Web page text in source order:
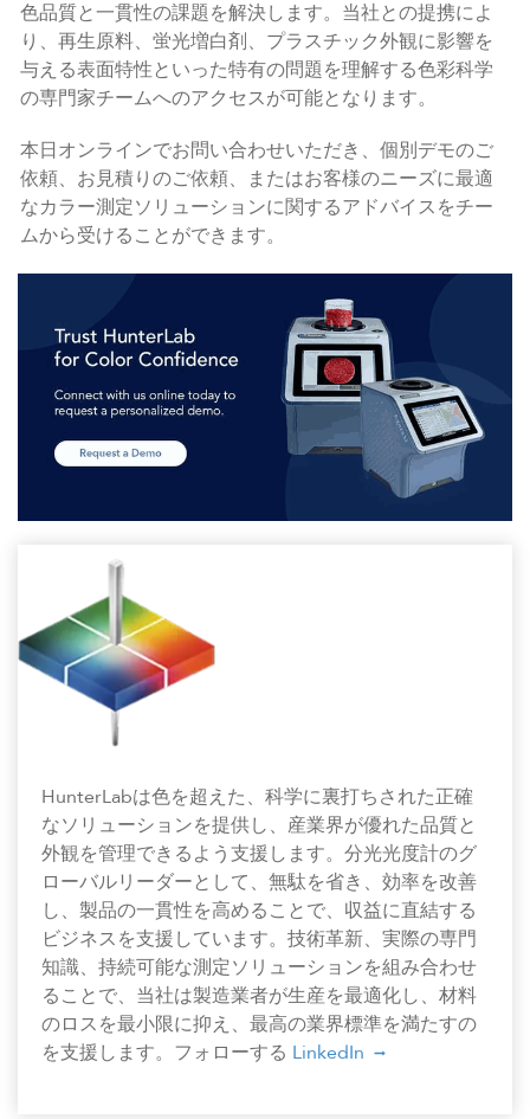
色品質と一貫性の課題を解決します。当社との提携によ
り、再生原料、蛍光増白剤、プラスチック外観に影響を
与える表面特性といった特有の問題を理解する色彩科学
の専門家チームへのアクセスが可能となります。
本日オンラインでお問い合わせいただき、個別デモのご
依頼、お見積りのご依頼、またはお客様のニーズに最適
なカラー測定ソリューションに関するアドバイスをチー
ムから受けることができます。
HunterLabは色を超えた、科学に裏打ちされた正確
なソリューションを提供し、産業界が優れた品質と
外観を管理できるよう支援します。分光光度計のグ
ローバルリーダーとして、無駄を省き、効率を改善
し、製品の一貫性を高めることで、収益に直結する
ビジネスを支援しています。技術革新、実際の専門
知識、持続可能な測定ソリューションを組み合わせ
ることで、当社は製造業者が生産を最適化し、材料
のロスを最小限に抑え、最高の業界標準を満たすの
を支援します。フォローする LinkedIn